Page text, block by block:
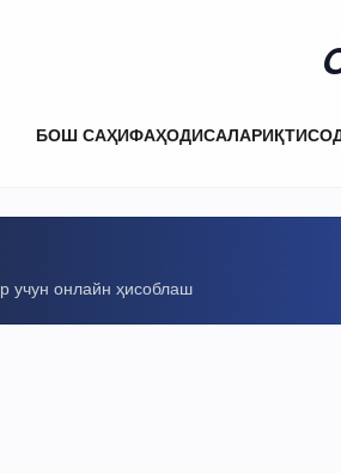
БОШ САҲИФАҲОДИСАЛАР
учун онлайн ҳисоблаш